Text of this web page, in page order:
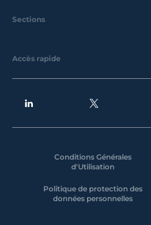
Sections
Accès rapide
Conditions Générales
d'Utilisation
Politique de protection des
données personnelles